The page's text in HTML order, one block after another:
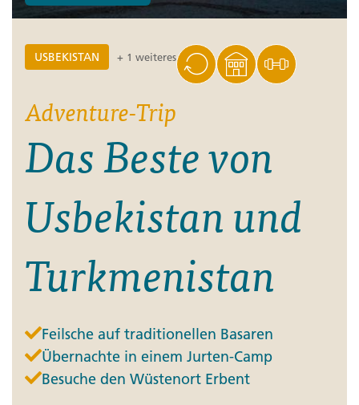
USBEKISTAN + 1 weiteres
Adventure-Trip
Das Beste von
Usbekistan und
Turkmenistan
Feilsche auf traditionellen Basaren
Übernachte in einem Jurten-Camp
Besuche den Wüstenort Erbent